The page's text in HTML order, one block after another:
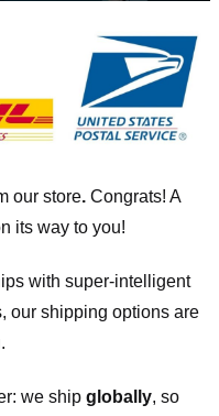
our store. Congrats! A
its way to you!
with super-intelligent
our shipping options are
we ship globally, so